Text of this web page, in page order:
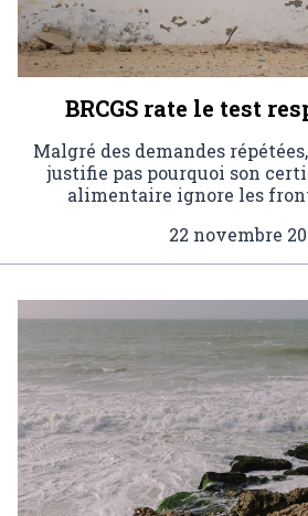
BRCGS rate le test
Malgré des demandes
justifie pas pourquoi son
alimentaire ignore les
22 novembre